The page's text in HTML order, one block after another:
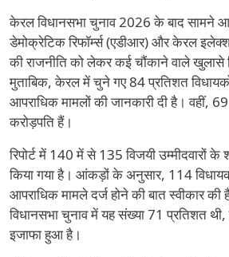
केरल विधानसभा चुनाव 2026 के बाद सामने
डेमोक्रेटिक रिफॉर्म्स (एडीआर) और केरल
की राजनीति को लेकर कई चौंकाने वाले खुलासे
मुताबिक, केरल में चुने गए 84 प्रतिशत
आपराधिक मामलों की जानकारी दी है। वहीं,
करोड़पति हैं।
रिपोर्ट में 140 में से 135 विजयी उम्मीदवारों
किया गया है। आंकड़ों के अनुसार, 114
आपराधिक मामले दर्ज होने की बात स्वीकार
विधानसभा चुनाव में यह संख्या 71 प्रतिशत
इजाफा हुआ है।